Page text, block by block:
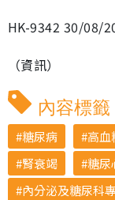
HK-9342 30/08/
（資訊）
內容標籤
糖尿病 高血
腎衰竭
糖尿
內分泌及糖尿科